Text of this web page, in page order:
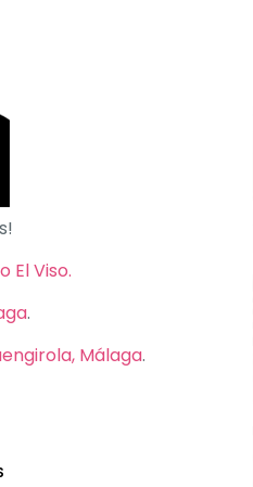
El Viso.
.
Málaga.